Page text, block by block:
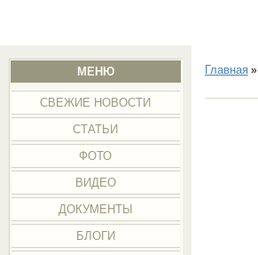
МЕНЮ
СВЕЖИЕ НОВОСТИ
СТАТЬИ
ФОТО
ВИДЕО
ДОКУМЕНТЫ
БЛОГИ
Главная»